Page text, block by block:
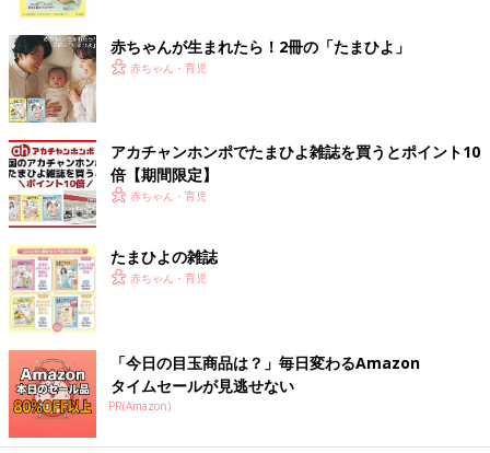
赤ちゃんが生まれたら！2冊の「たまひよ」
赤ちゃん・育児
アカチャンホンポでたまひよ雑誌を買うとポイント10
倍【期間限定】
赤ちゃん・育児
たまひよの雑誌
赤ちゃん・育児
「今日の目玉商品は？」毎日変わるAmazon
タイムセールが見逃せない
PR(Amazon)